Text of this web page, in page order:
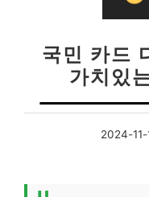
국민 카드
가치있
2024-11-